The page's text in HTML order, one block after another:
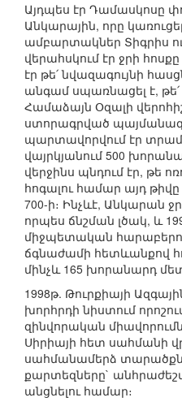
Այդպես էր Դամասկոսը
Անկարային, որը
ամբարտակներ Տիգրիս
վերահսկում էր ջրի
էր թե՛ նվազագույնի
անգամ սպառնացել է, թե՛
Համաձայն Օզալի
ստորագրված
պարտավորվում էր
վայրկյանում 500
վերջինս պնդում էր, թե
հոգալու համար այդ
700-ի։ Ինչևէ, Անկարան
որպես ճնշման լծակ, և
միջպետական
ճգնաժամի հետևանքով
մինչև 165 խորանարդ
1998թ. Թուրքիայի
խորհրդի նիստում
զինվորական
Սիրիայի հետ սահմանի
սահմանամերձ
քարտեզները`
անցնելու համար։